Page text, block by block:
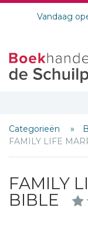
Vandaag
Categorieën
FAMILY LIFE
FAMILY
BIBLE